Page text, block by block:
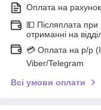
Оплата на рахунок
💵 Післяплата
отриманні на
💳 Оплата на р/р
Viber/Telegram
Всі умови оплати